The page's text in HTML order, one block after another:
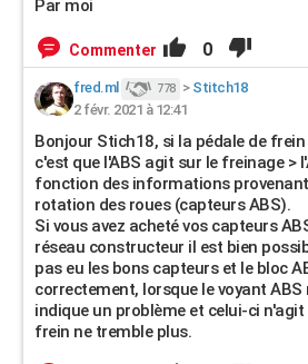
Par moi
Commenter 0
fred.ml 778 > Stitch18
2 févr. 2021 à 12:41
Bonjour Stich18, si la pédale de
c'est que l'ABS agit sur le freinage >
fonction des informations
rotation des roues (capteurs ABS).
Si vous avez acheté vos capteurs
réseau constructeur il est bien
pas eu les bons capteurs et le bloc
correctement, lorsque le voyant ABS
indique un problème et celui-ci n'agit
frein ne tremble plus.